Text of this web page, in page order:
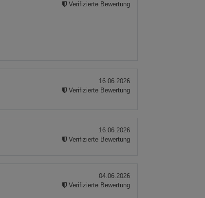
Verifizierte Bewertung
16.06.2026
Verifizierte Bewertung
16.06.2026
Verifizierte Bewertung
04.06.2026
Verifizierte Bewertung